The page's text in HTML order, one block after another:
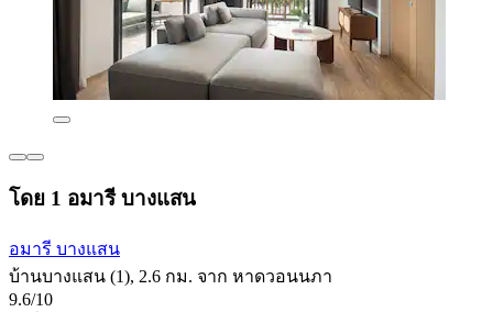
โดย 1 อมารี บางแสน
อมารี บางแสน
บ้านบางแสน (1), 2.6 กม. จาก หาดวอนนภา
9.6/10